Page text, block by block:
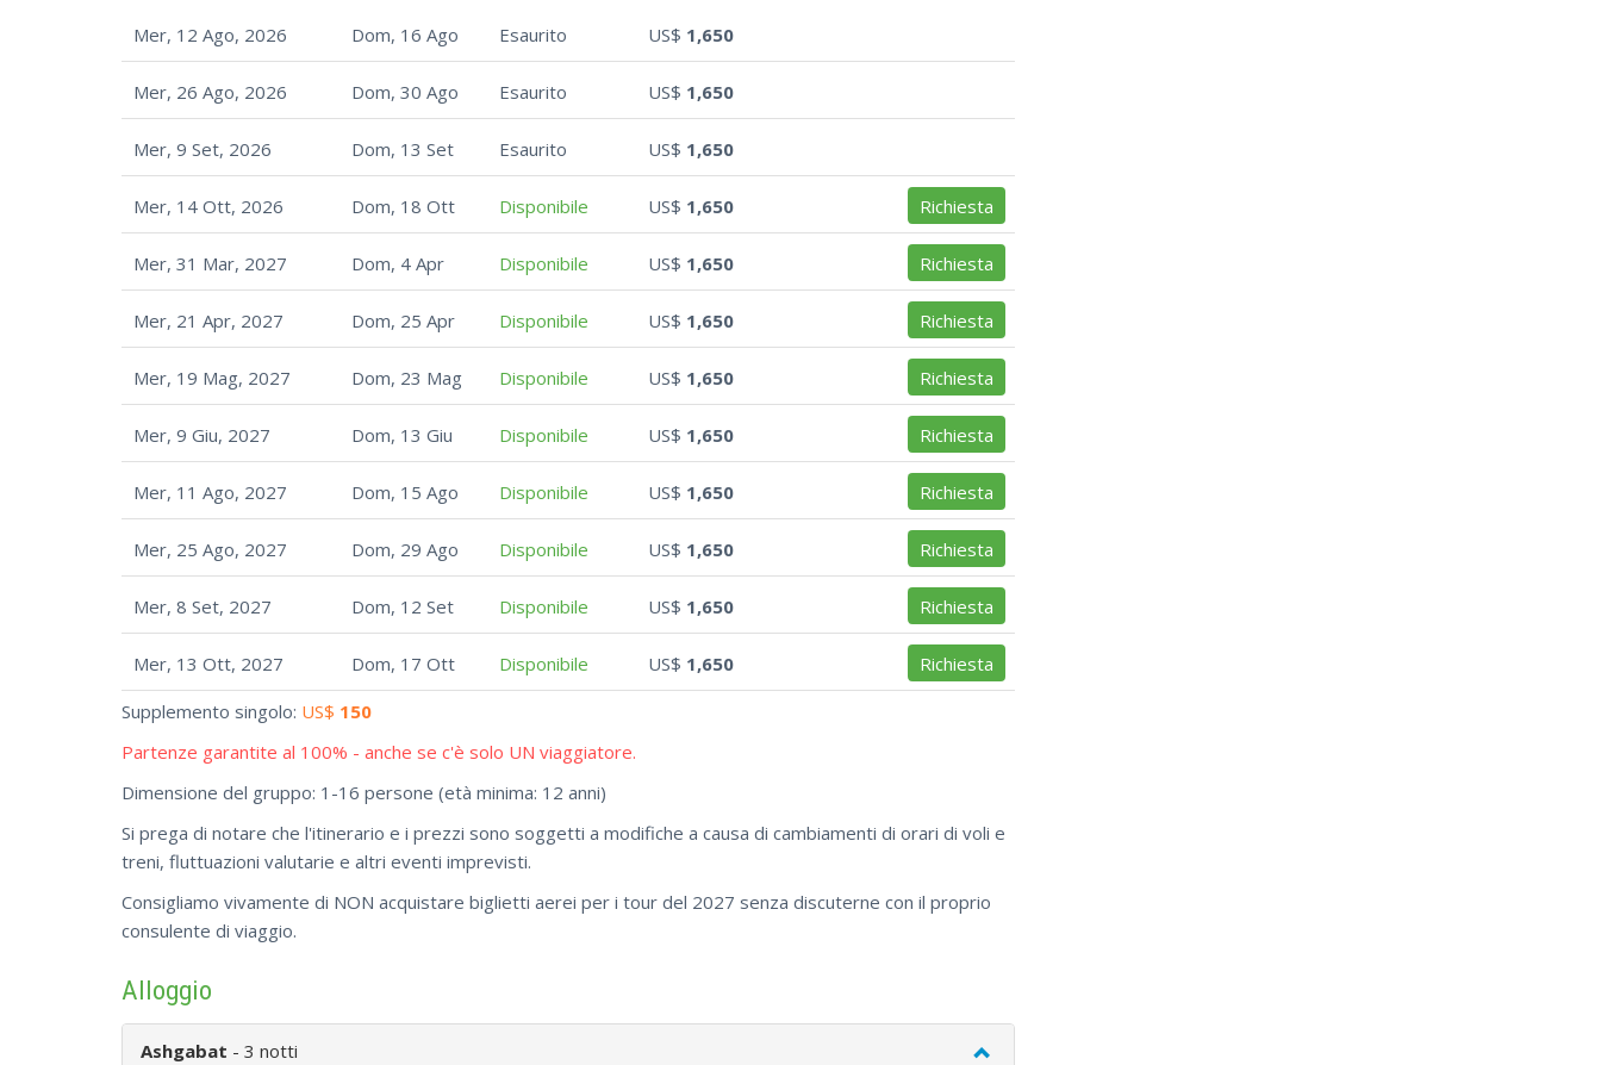
Mer, 12 Ago, 2026 Dom, 16 Ago Esaurito US$ 1,650
Mer, 26 Ago, 2026 Dom, 30 Ago Esaurito US$ 1,650
Mer, 9 Set, 2026 Dom, 13 Set Esaurito US$ 1,650
Mer, 14 Ott, 2026 Dom, 18 Ott Disponibile US$ 1,650 Richiesta
Mer, 31 Mar, 2027 Dom, 4 Apr Disponibile US$ 1,650 Richiesta
Mer, 21 Apr, 2027 Dom, 25 Apr Disponibile US$ 1,650 Richiesta
Mer, 19 Mag, 2027 Dom, 23 Mag Disponibile US$ 1,650 Richiesta
Mer, 9 Giu, 2027 Dom, 13 Giu Disponibile US$ 1,650 Richiesta
Mer, 11 Ago, 2027 Dom, 15 Ago Disponibile US$ 1,650 Richiesta
Mer, 25 Ago, 2027 Dom, 29 Ago Disponibile US$ 1,650 Richiesta
Mer, 8 Set, 2027 Dom, 12 Set Disponibile US$ 1,650 Richiesta
Mer, 13 Ott, 2027 Dom, 17 Ott Disponibile US$ 1,650
Richiesta
Supplemento singolo: US$ 150
Partenze garantite al 100% - anche se c'è solo UN viaggiatore.
Dimensione del gruppo: 1-16 persone (età minima: 12 anni)
Si prega di notare che l'itinerario e i prezzi sono soggetti a modifiche a causa di cambiamenti di orari di voli e
treni, fluttuazioni valutarie e altri eventi imprevisti.
Consigliamo vivamente di NON acquistare biglietti aerei per i tour del 2027 senza discuterne con il proprio
consulente di viaggio.
Alloggio
Ashgabat - 3 notti